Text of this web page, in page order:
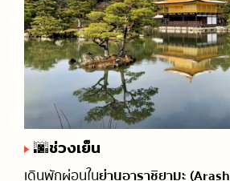
🌆ช่วงเย็น
เดินพักผ่อนในย่านอาราชิยามะ